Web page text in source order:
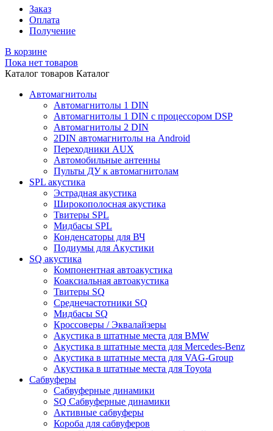
Заказ
Оплата
Получение
В корзине
Пока нет товаров
Каталог товаров Каталог
Автомагнитолы
Автомагнитолы 1 DIN
Автомагнитолы 1 DIN с процессором DSP
Автомагнитолы 2 DIN
2DIN автомагнитолы на Android
Переходники AUX
Автомобильные антенны
Пульты ДУ к автомагнитолам
SPL акустика
Эстрадная акустика
Широкополосная акустика
Твитеры SPL
Мидбасы SPL
Конденсаторы для ВЧ
Подиумы для Акустики
SQ акустика
Компонентная автоакустика
Коаксиальная автоакустика
Твитеры SQ
Среднечастотники SQ
Мидбасы SQ
Кроссоверы / Эквалайзеры
Акустика в штатные места для BMW
Акустика в штатные места для Mercedes-Benz
Акустика в штатные места для VAG-Group
Акустика в штатные места для Toyota
Сабвуферы
Сабвуферные динамики
SQ Сабвуферные динамики
Активные сабвуферы
Короба для сабвуферов